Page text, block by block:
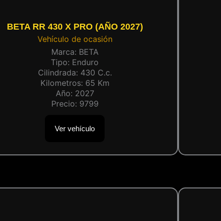
BETA RR 430 X PRO (AÑO 2027)
Vehículo de ocasión
Marca: BETA
Tipo: Enduro
Cilindrada: 430 C.c.
Kilometros: 65 Km
Año: 2027
Precio: 9799
Ver vehículo